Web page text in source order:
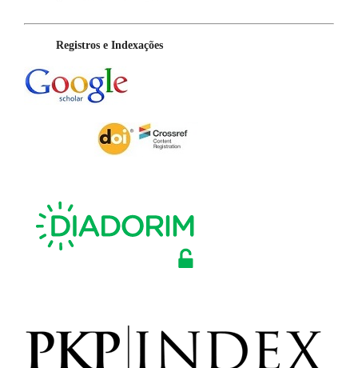
Registros e Indexações